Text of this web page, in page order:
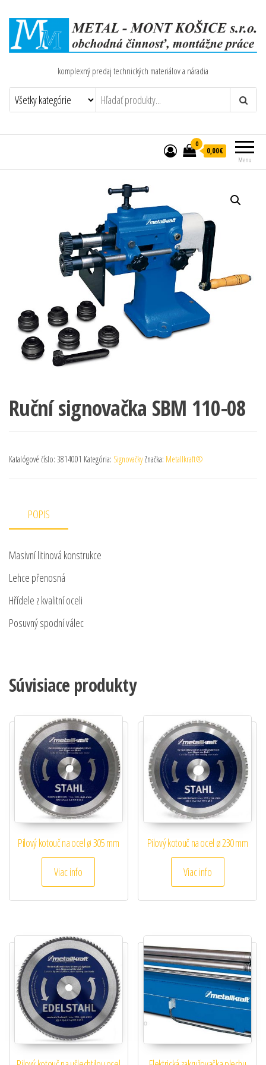
komplexný predaj technických materiálov a náradia
Menu
0
0,00€
Ruční signovačka SBM 110-08
Katalógové číslo: 3814001 Kategória: Signovačky Značka: Metallkraft®
POPIS
Masivní litinová konstrukce
Lehce přenosná
Hřídele z kvalitní oceli
Posuvný spodní válec
Súvisiace produkty
Pilový kotouč na ocel ø 305 mm
Viac info
Pilový kotouč na ocel ø 230 mm
Viac info